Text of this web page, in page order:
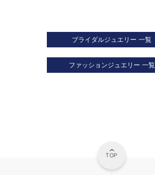
ブライダルジュエリー 一覧
ファッションジュエリー 一覧
TOP